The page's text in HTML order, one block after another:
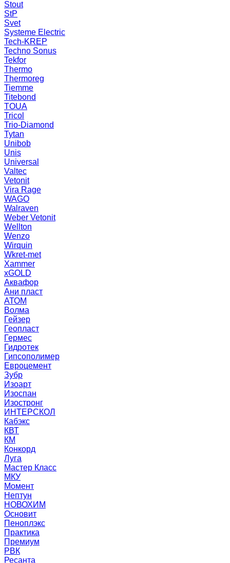
Stout
StP
Svet
Systeme Electric
Tech-KREP
Techno Sonus
Tekfor
Thermo
Thermoreg
Tiemme
Titebond
TOUA
Tricol
Trio-Diamond
Tytan
Unibob
Unis
Universal
Valtec
Vetonit
Vira Rage
WAGO
Walraven
Weber Vetonit
Wellton
Wenzo
Wirquin
Wkret-met
Xammer
xGOLD
Аквафор
Ани пласт
АТОМ
Волма
Гейзер
Геопласт
Гермес
Гидротек
Гипсополимер
Евроцемент
Зубр
Изоарт
Изоспан
Изостронг
ИНТЕРСКОЛ
Кабэкс
КВТ
КМ
Конкорд
Луга
Мастер Класс
МКУ
Момент
Нептун
НОВОХИМ
Основит
Пеноплэкс
Практика
Премиум
РВК
Ресанта